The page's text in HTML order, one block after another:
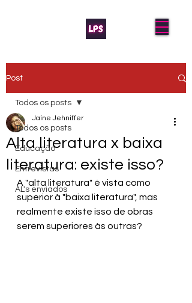
Post
Todos os posts
Educação
Entrevistas
AL's enviados
Todos os posts
Alta literatura x baixa
literatura: existe isso?
Jaíne Jehniffer
A "alta literatura" é vista como
superior à "baixa literatura", mas
realmente existe isso de obras
serem superiores às outras?